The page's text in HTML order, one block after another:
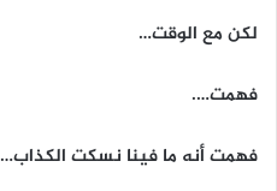
لكن مع الوقت…
فهمت….
فهمت أنه ما فينا نسكت الكذاب…